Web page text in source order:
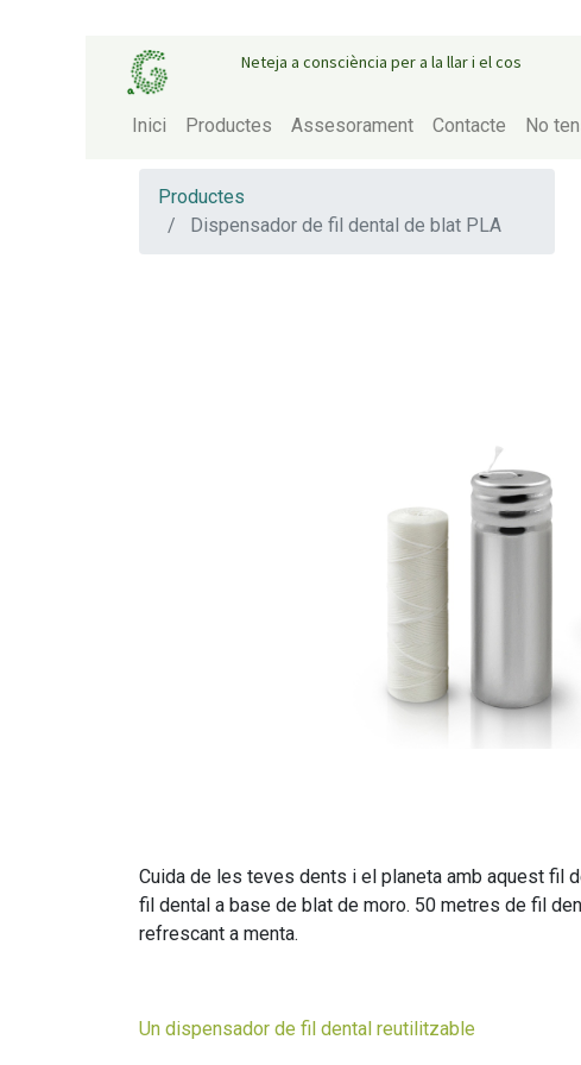
Neteja a consciència per a la llar i el cos
Inici Productes Assesorament Contacte No
Productes
Dispensador de fil dental de blat PLA
Cuida de les teves dents i el planeta amb aquest fil
fil dental a base de blat de moro. 50 metres de fil
refrescant a menta.
Un dispensador de fil dental reutilitzable